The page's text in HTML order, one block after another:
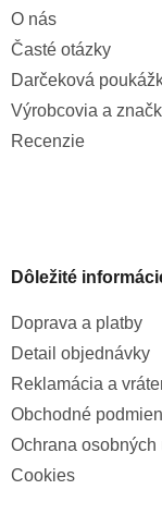
O nás
Časté otázky
Darčeková
Výrobcovia a
Recenzie
Dôležité
Doprava a platby
Detail objednávky
Reklamácia a
Obchodné
Ochrana osobných
Cookies